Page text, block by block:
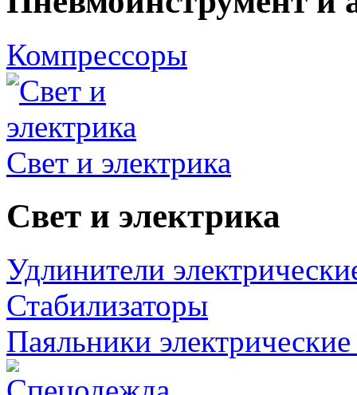
Компрессоры
Свет и электрика
Свет и электрика
Удлинители
Стабилизаторы
Паяльники